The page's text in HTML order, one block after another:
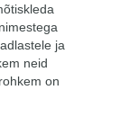
ja
neid
on